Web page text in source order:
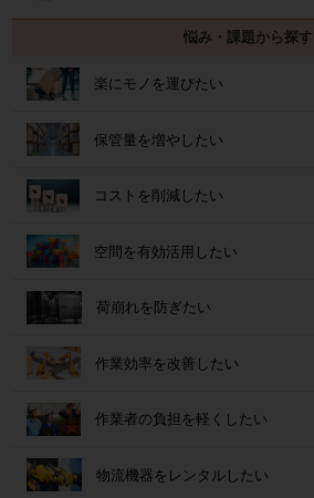
悩み・課題から探す
楽にモノを運びたい
保管量を増やしたい
コストを削減したい
空間を有効活用したい
荷崩れを防ぎたい
作業効率を改善したい
作業者の負担を軽くしたい
物流機器をレンタルしたい